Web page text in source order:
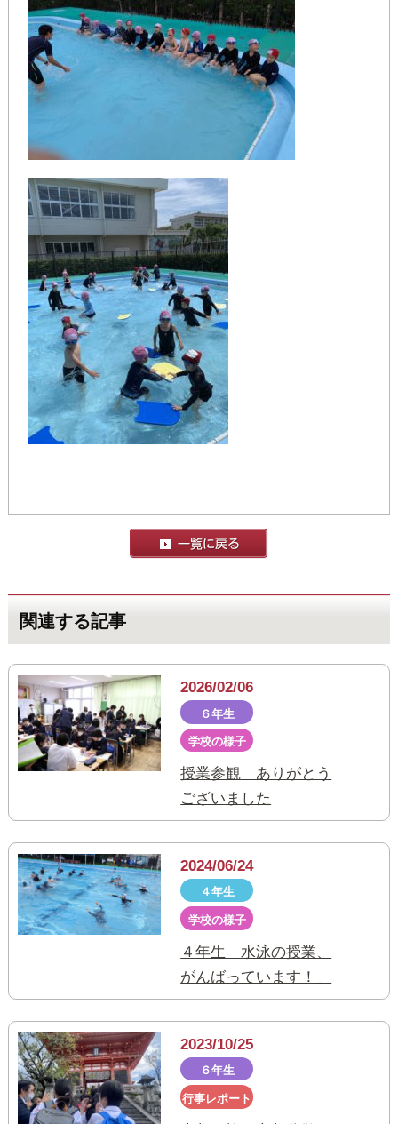
関連する記事
2026/02/06
６年生
学校の様子
授業参観 ありがとう
ございました
2024/06/24
４年生
学校の様子
４年生「水泳の授業、
がんばっています！」
2023/10/25
６年生
行事レポート